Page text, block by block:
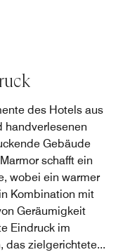
des Hotels aus
handverlesenen
Gebäude
schafft ein
wobei ein warmer
Kombination mit
Geräumigkeit
Eindruck im
das zielgerichtete...